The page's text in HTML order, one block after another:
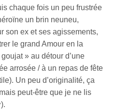
chaque fois un peu frustrée
un brin neuneu,
son ex et ses agissements,
le grand Amour en la
» au détour d’une
arrosée / à un repas de fête
Un peu d’originalité, ça
peut-être que je ne lis